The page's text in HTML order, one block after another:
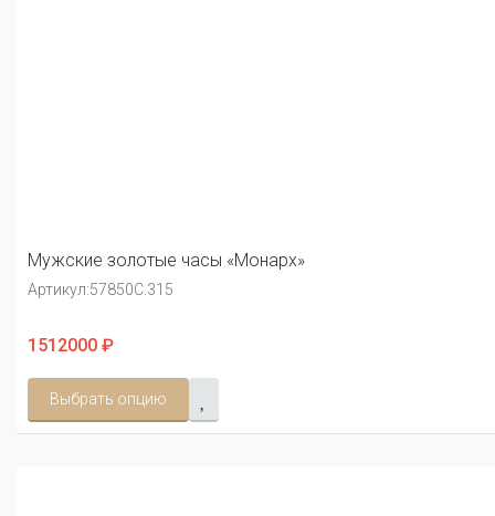
Мужские золотые часы «Монарх»
Артикул:57850С.315
1512000 ₽
Выбрать опцию